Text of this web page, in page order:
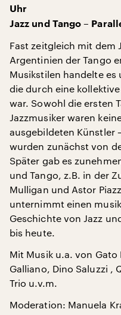
Uhr
Jazz und Tango –
Fast zeitgleich mit dem
Argentinien der Tango
Musikstilen handelte es
die durch eine
war. Sowohl die ersten
Jazzmusiker waren
ausgebildeten Künstler
wurden zunächst von
Später gab es
und Tango, z.B. in der
Mulligan und Astor
unternimmt einen
Geschichte von Jazz
bis heute.
Mit Musik u.a. von Gato
Galliano, Dino Saluzzi ,
Trio u.v.m.
Moderation: Manuela